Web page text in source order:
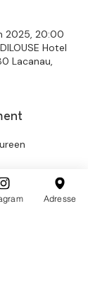
2025, 20:00
Hotel
Lacanau,
Adresse